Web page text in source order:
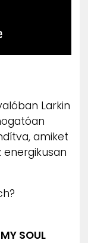
Larkin
amiket
SOUL